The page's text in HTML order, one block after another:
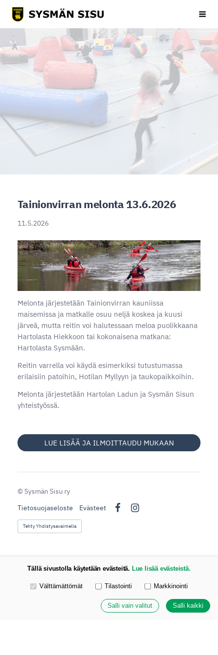
Siirry
sivun
Sysmän Sisu
Tainionvirran melonta 13.6.2026
11.5.2026
Melonta järjestetään Tainionvirran kauniissa
maisemissa ja matkalle osuu neljä koskea ja kuusi
järveä, mutta reitin voi halutessaan meloa puolikkaana
Hartolasta Hiekkoon tai kokonaisena matkana:
Hartolasta Sysmään.
Reitin varrella voi käydä esimerkiksi tutustumassa
erilaisiin patoihin, Hotilan Myllyyn ja taukopaikkoihin.
Melonta järjestetään Hartolan Ladun ja Sysmän Sisun
yhteistyössä.
LUE LISÄÄ JA ILMOITTAUDU MUKAAN
© Sysmän Sisu ry
Tietosuojaseloste
Evästeet
Tehty Yhdistysavaimella
Tällä sivustolla käytetään evästeitä. Lue lisää evästeistä.
Valitse käytettävät evästeet
Välttämättömät Tilastointi Markkinointi
Salli vain valitut Salli kaikki